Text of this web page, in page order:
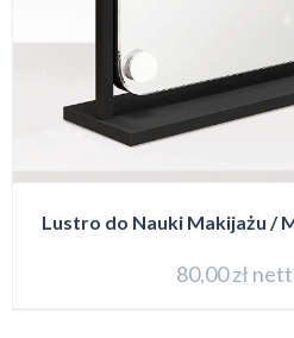
Lustro do Nauki Makijażu /
80,00zł